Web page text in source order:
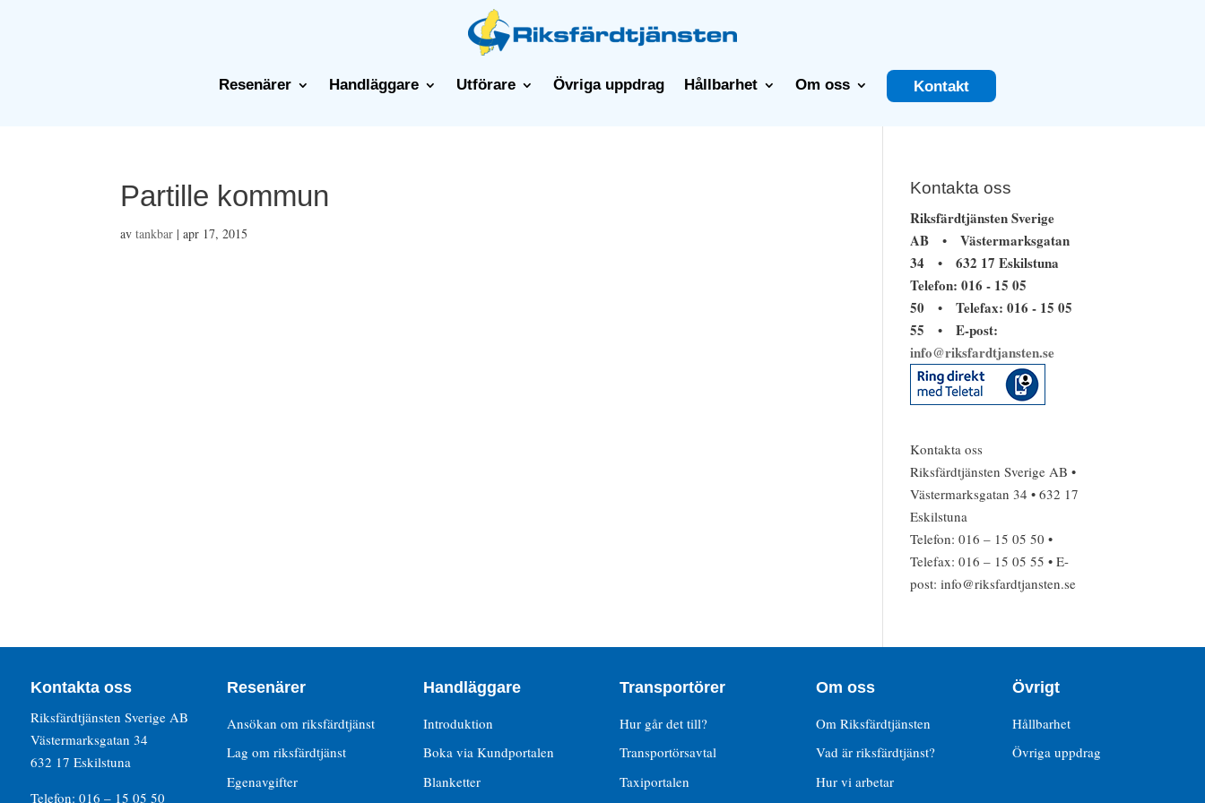
Resenärer Handläggare Utförare Övriga uppdrag Hållbarhet Om oss Kontakt
Partille kommun
avtankbar |apr 17, 2015
Kontakta oss
Riksfärdtjänsten Sverige
AB •Västermarksgatan
34 •632 17 Eskilstuna
Telefon: 016 - 15 05
50 •Telefax: 016 - 15 05
55 •E-post:
info@riksfardtjansten.se
Kontakta oss
Riksfärdtjänsten Sverige AB •
Västermarksgatan 34 • 632 17
Eskilstuna
Telefon: 016 – 15 05 50 •
Telefax: 016 – 15 05 55 • E-
post: info@riksfardtjansten.se
Kontakta oss
Riksfärdtjänsten Sverige AB
Västermarksgatan 34
632 17 Eskilstuna
Telefon: 016 – 15 05 50
Resenärer
Ansökan om riksfärdtjänst
Lag om riksfärdtjänst
Egenavgifter
Handläggare
Introduktion
Boka via Kundportalen
Blanketter
Transportörer
Hur går det till?
Transportörsavtal
Taxiportalen
Om oss
Om Riksfärdtjänsten
Vad är riksfärdtjänst?
Hur vi arbetar
Övrigt
Hållbarhet
Övriga uppdrag